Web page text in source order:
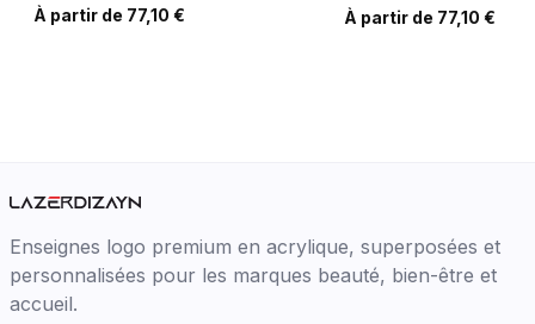
À partir de 77,10 € À partir de 77,10 €
Enseignes logo premium en acrylique, superposées et
personnalisées pour les marques beauté, bien-être et
accueil.